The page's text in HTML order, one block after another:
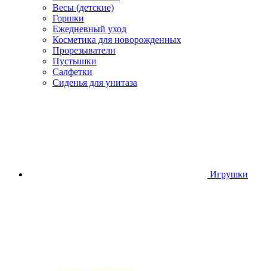
Весы (детские)
Горшки
Ежедневный уход
Косметика для новорожденных
Прорезыватели
Пустышки
Салфетки
Сиденья для унитаза
Игрушки